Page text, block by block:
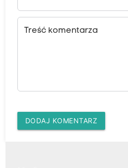
Treść komentarza
DODAJ KOMENTARZ